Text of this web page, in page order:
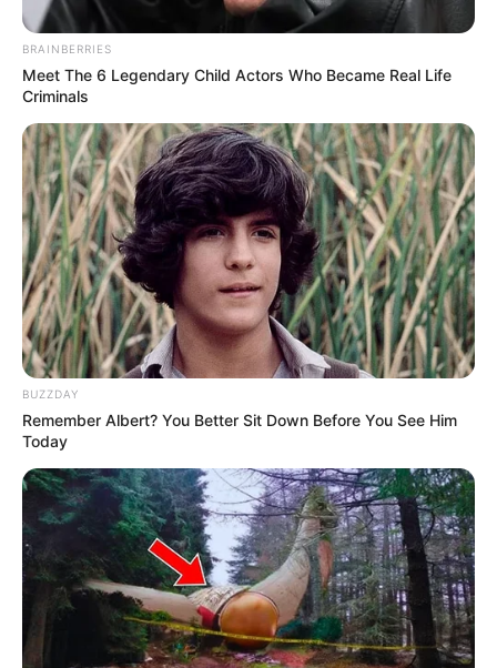
Úgy hömpölyög a tömeg Magyar Péter
rendezvényén, hogy meg sem lehet számlálni őket.
Most zajlik az esemény, és a helyszínen szinte
hömpölyög a tömeg. Emberek ezrei érkeznek
BRAINBERRIES
Meet The 6 Legendary Child Actors Who Became Real Life
Criminals
BUZZDAY
Remember Albert? You Better Sit Down Before You See Him
Today